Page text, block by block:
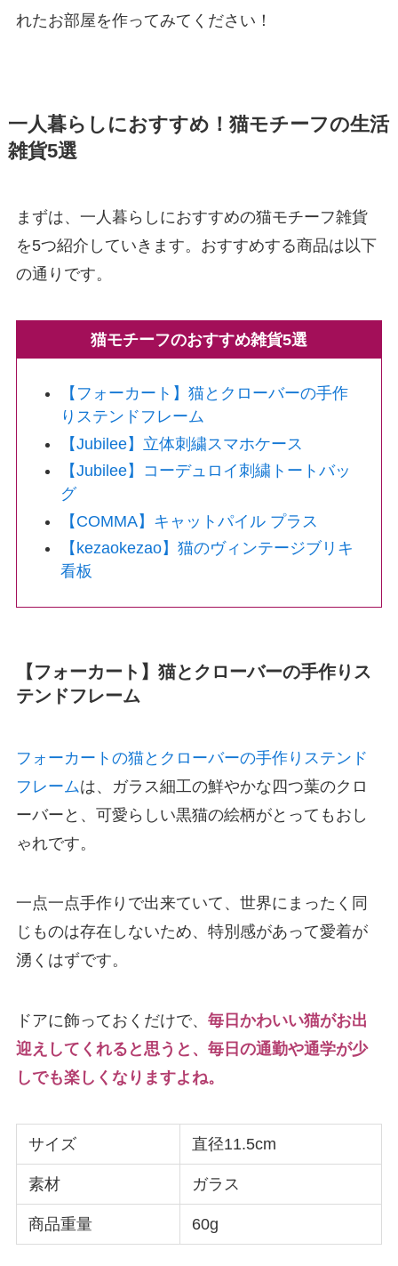
れたお部屋を作ってみてください！
一人暮らしにおすすめ！猫モチーフの生活
雑貨5選
まずは、一人暮らしにおすすめの猫モチーフ雑貨
を5つ紹介していきます。おすすめする商品は以下
の通りです。
猫モチーフのおすすめ雑貨5選
【フォーカート】猫とクローバーの手作
りステンドフレーム
【Jubilee】立体刺繍スマホケース
【Jubilee】コーデュロイ刺繍トートバッ
グ
【COMMA】キャットパイル プラス
【kezaokezao】猫のヴィンテージブリキ
看板
【フォーカート】猫とクローバーの手作りス
テンドフレーム
フォーカートの猫とクローバーの手作りステンド
フレームは、ガラス細工の鮮やかな四つ葉のクロ
ーバーと、可愛らしい黒猫の絵柄がとってもおし
ゃれです。
一点一点手作りで出来ていて、世界にまったく同
じものは存在しないため、特別感があって愛着が
湧くはずです。
ドアに飾っておくだけで、 毎日かわいい猫がお出
迎えしてくれると思うと、毎日の通勤や通学が少
しでも楽しくなりますよね。
サイズ 直径11.5cm
素材 ガラス
商品重量 60g